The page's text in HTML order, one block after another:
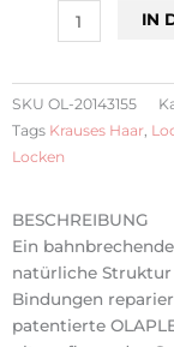
OLAPLEX®
DEFINING
IN
SKU OL-20143155
Tags Krauses Haar
Locken
BESCHREIBUNG
Ein
natürliche
Bindungen
patentierte